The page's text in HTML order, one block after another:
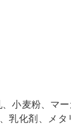
小麦粉、マ
乳化剤、メ